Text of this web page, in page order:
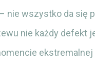
nie wszystko da się
nie każdy defekt
ekstremalnej